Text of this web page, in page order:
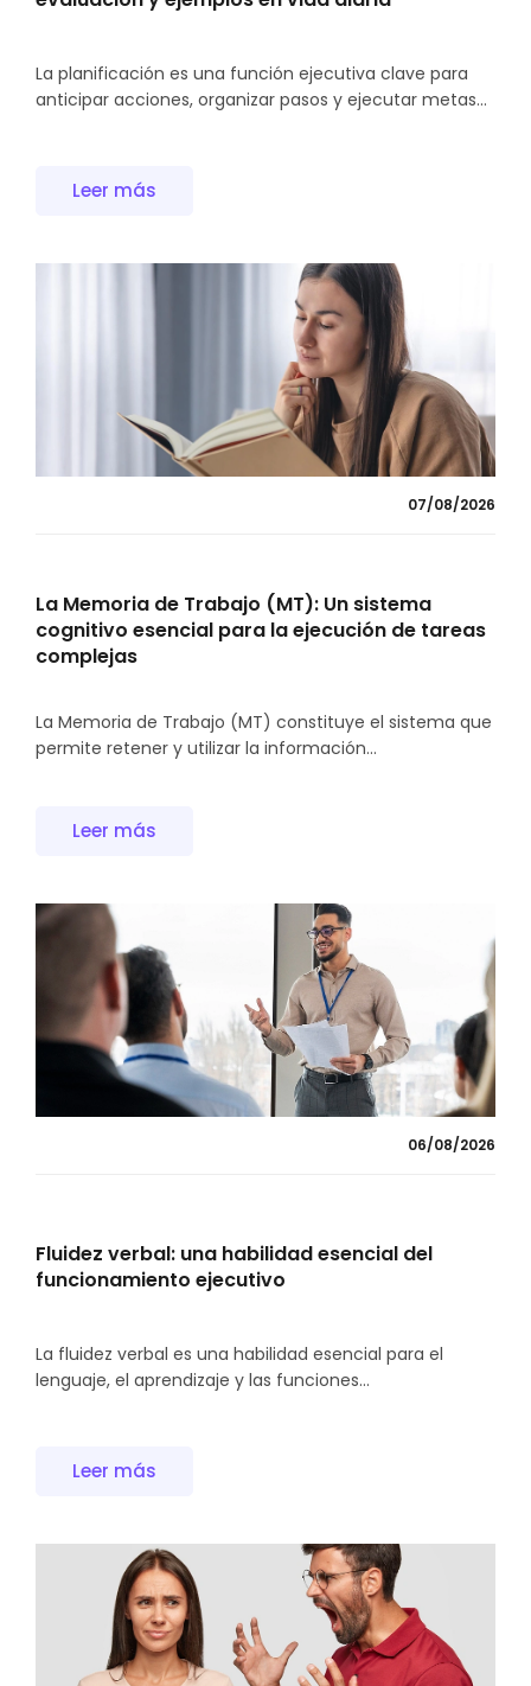
La planificación es una función ejecutiva clave para
anticipar acciones, organizar pasos y ejecutar metas...
Leer más
07/08/2026
La Memoria de Trabajo (MT): Un sistema
cognitivo esencial para la ejecución de tareas
complejas
La Memoria de Trabajo (MT) constituye el sistema que
permite retener y utilizar la información...
Leer más
06/08/2026
Fluidez verbal: una habilidad esencial del
funcionamiento ejecutivo
La fluidez verbal es una habilidad esencial para el
lenguaje, el aprendizaje y las funciones...
Leer más